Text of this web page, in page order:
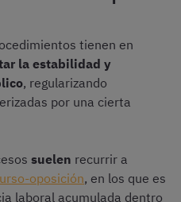
tienen en
la estabilidad y
, regularizando
por una cierta
suelen recurrir a
oposición, en los que es
laboral acumulada dentro